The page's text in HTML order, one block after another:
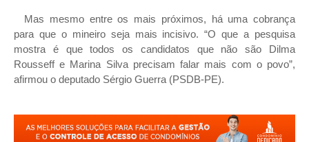
Mas mesmo entre os mais próximos, há uma cobrança
para que o mineiro seja mais incisivo. “O que a pesquisa
mostra é que todos os candidatos que não são Dilma
Rousseff e Marina Silva precisam falar mais com o povo”,
afirmou o deputado Sérgio Guerra (PSDB-PE).